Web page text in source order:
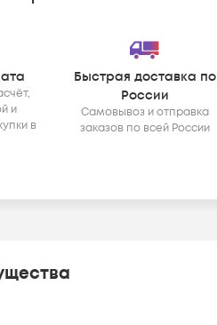
и
в
Быстрая доставка по
России
Самовывоз и отправка
заказов по всей России